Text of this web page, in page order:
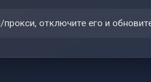
отключите его и